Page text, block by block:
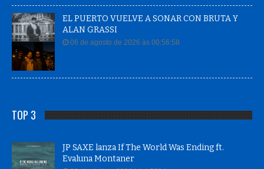
EL PUERTO VUELVE A SONAR CON BRUTA Y
ALAN GRASSI
06 de agosto de 2026 às 00:56:58
TOP 3
JP SAXE lanza If The World Was Ending ft.
Evaluna Montaner